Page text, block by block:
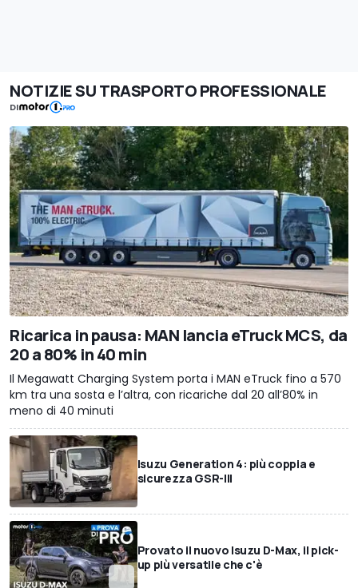
NOTIZIE SU TRASPORTO PROFESSIONALE
DI
Ricarica in pausa: MAN lancia eTruck MCS, da
20 a 80% in 40 min
Il Megawatt Charging System porta i MAN eTruck fino a 570
km tra una sosta e l’altra, con ricariche dal 20 all’80% in
meno di 40 minuti
Isuzu Generation 4: più coppia e
sicurezza GSR-III
Provato il nuovo Isuzu D-Max, il pick-
up più versatile che c'è